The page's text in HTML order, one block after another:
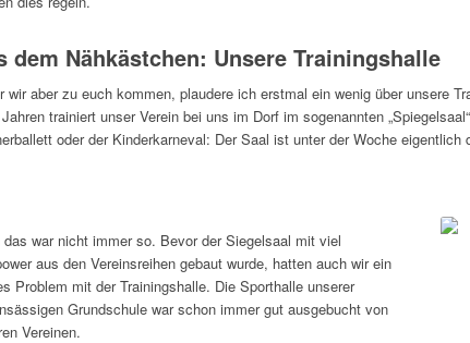
dem Nähkästchen: Unsere Trainingshalle
wir aber zu euch kommen, plaudere ich erstmal ein wenig über unsere
trainiert unser Verein bei uns im Dorf im sogenannten
oder der Kinderkarneval: Der Saal ist unter der Woche eigentlich
das war nicht immer so. Bevor der Siegelsaal mit viel
aus den Vereinsreihen gebaut wurde, hatten auch wir ein
Problem mit der Trainingshalle. Die Sporthalle unserer
Grundschule war schon immer gut ausgebucht von
Vereinen.